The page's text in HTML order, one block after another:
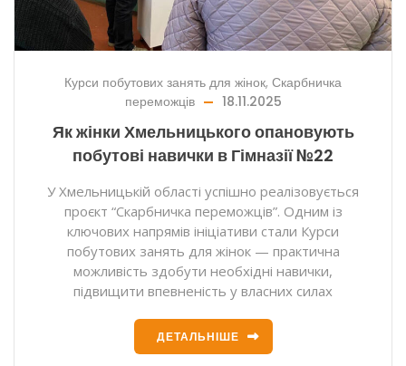
Курси побутових занять для жінок, Скарбничка
переможців
18.11.2025
Як жінки Хмельницького опановують
побутові навички в Гімназії №22
У Хмельницькій області успішно реалізовується
проєкт “Скарбничка переможців”. Одним із
ключових напрямів ініціативи стали Курси
побутових занять для жінок — практична
можливість здобути необхідні навички,
підвищити впевненість у власних силах
ДЕТАЛЬНІШЕ